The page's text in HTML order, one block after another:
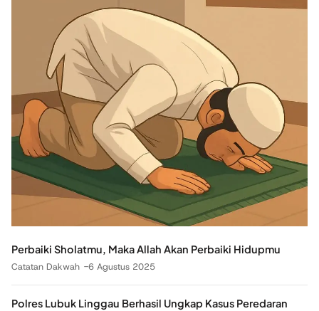
Perbaiki Sholatmu, Maka Allah Akan Perbaiki Hidupmu
Catatan Dakwah 6 Agustus 2025
Polres Lubuk Linggau Berhasil Ungkap Kasus Peredaran